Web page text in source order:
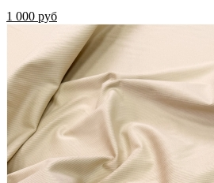
1 000 руб